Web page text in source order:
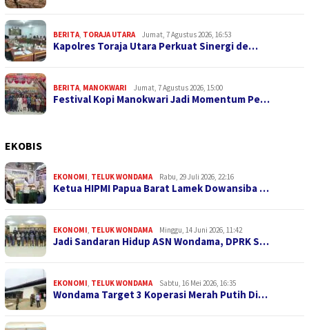
BERITA TORAJA UTARA Jumat, 7 Agustus 2026, 16:53
Kapolres Toraja Utara Perkuat Sinergi de…
BERITA MANOKWARI Jumat, 7 Agustus 2026, 15:00
Festival Kopi Manokwari Jadi Momentum Pe…
EKOBIS
EKONOMI TELUK WONDAMA Rabu, 29 Juli 2026, 22:16
Ketua HIPMI Papua Barat Lamek Dowansiba …
EKONOMI TELUK WONDAMA Minggu, 14 Juni 2026, 11:42
Jadi Sandaran Hidup ASN Wondama, DPRK S…
EKONOMI TELUK WONDAMA Sabtu, 16 Mei 2026, 16:35
Wondama Target 3 Koperasi Merah Putih Di…